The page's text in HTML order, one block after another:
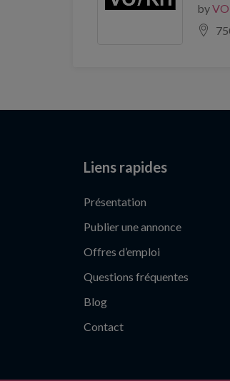
by
Liens rapides
Présentation
Publier une annonce
Offres d’emploi
Questions fréquentes
Blog
Contact